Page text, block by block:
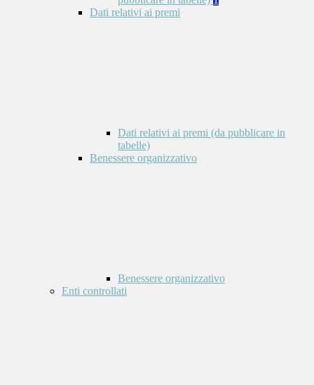
Dati relativi ai premi
Dati relativi ai premi (da pubblicare in
tabelle)
Benessere organizzativo
Benessere organizzativo
Enti controllati